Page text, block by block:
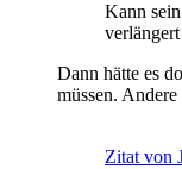
Kann
Dann hätte es
müssen.
Zitat von